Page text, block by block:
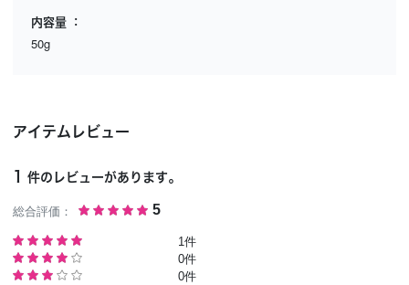
内容量
50g
アイテムレビュー
1 件のレビューがあります。
総合評価： 5
1件
0件
0件